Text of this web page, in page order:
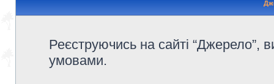
Реєструючись на сайті “Джерело”,
умовами.